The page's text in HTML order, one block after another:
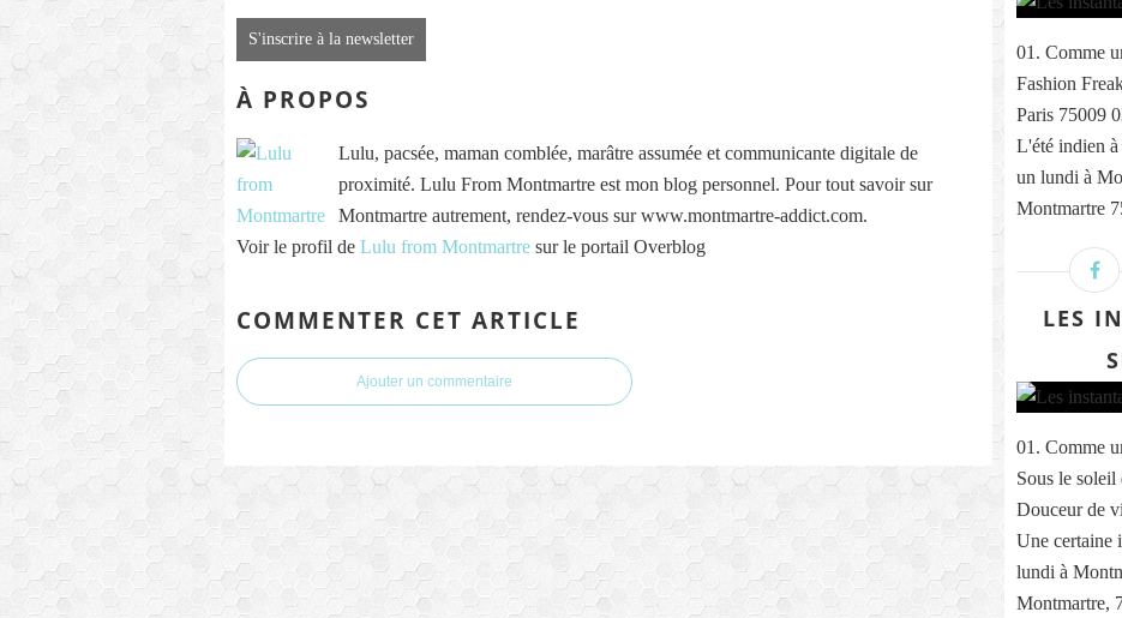
S'inscrire à la newsletter
À PROPOS
Lulu, pacsée, maman comblée, marâtre assumée et communicante digitale de
proximité. Lulu From Montmartre est mon blog personnel. Pour tout savoir sur
Montmartre autrement, rendez-vous sur www.montmartre-addict.com.
Voir le profil de Lulu from Montmartre sur le portail Overblog
COMMENTER CET ARTICLE
Ajouter un commentaire
01. Comme
Fashion
Paris 75009
L'été indien
un lundi à
Montmartre
LES
01. Comme
Sous le
Douceur de
Une certaine
lundi à
Montmartre,